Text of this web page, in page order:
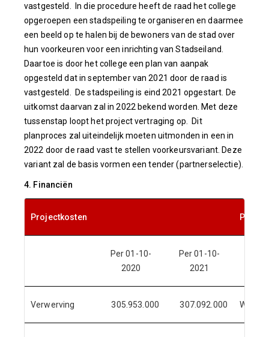
vastgesteld. In die procedure heeft de raad het college
opgeroepen een stadspeiling te organiseren en daarmee
een beeld op te halen bij de bewoners van de stad over
hun voorkeuren voor een inrichting van Stadseiland.
Daartoe is door het college een plan van aanpak
opgesteld dat in september van 2021 door de raad is
vastgesteld. De stadspeiling is eind 2021 opgestart. De
uitkomst daarvan zal in 2022 bekend worden. Met deze
tussenstap loopt het project vertraging op. Dit
planproces zal uiteindelijk moeten uitmonden in een in
2022 door de raad vast te stellen voorkeursvariant. Deze
variant zal de basis vormen een tender (partnerselectie).
4. Financiën
Projectkosten
Per 01-10-
2020
Per 01-10-
2021
Verwerving 305.953.000 307.092.000